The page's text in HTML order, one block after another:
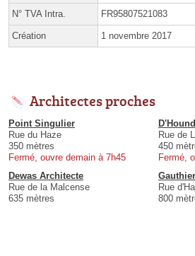
N° TVA Intra. FR95807521083
Création 1 novembre 2017
Architectes proches
Point Singulier
Rue du Haze
350 mètres
Fermé, ouvre demain à 7h45
Rue de
450
Fermé,
Dewas Architecte
Rue de la Malcense
635 mètres
Rue
800